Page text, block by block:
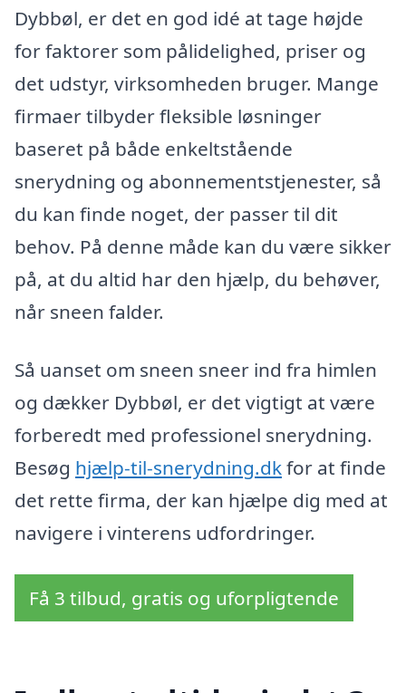
Dybbøl, er det en god idé at tage højde
for faktorer som pålidelighed, priser og
det udstyr, virksomheden bruger. Mange
firmaer tilbyder fleksible løsninger
baseret på både enkeltstående
snerydning og abonnementstjenester, så
du kan finde noget, der passer til dit
behov. På denne måde kan du være sikker
på, at du altid har den hjælp, du behøver,
når sneen falder.
Så uanset om sneen sneer ind fra himlen
og dækker Dybbøl, er det vigtigt at være
forberedt med professionel snerydning.
Besøg hjælp-til-snerydning.dkfor at finde
det rette firma, der kan hjælpe dig med at
navigere i vinterens udfordringer.
Få 3 tilbud, gratis og uforpligtende